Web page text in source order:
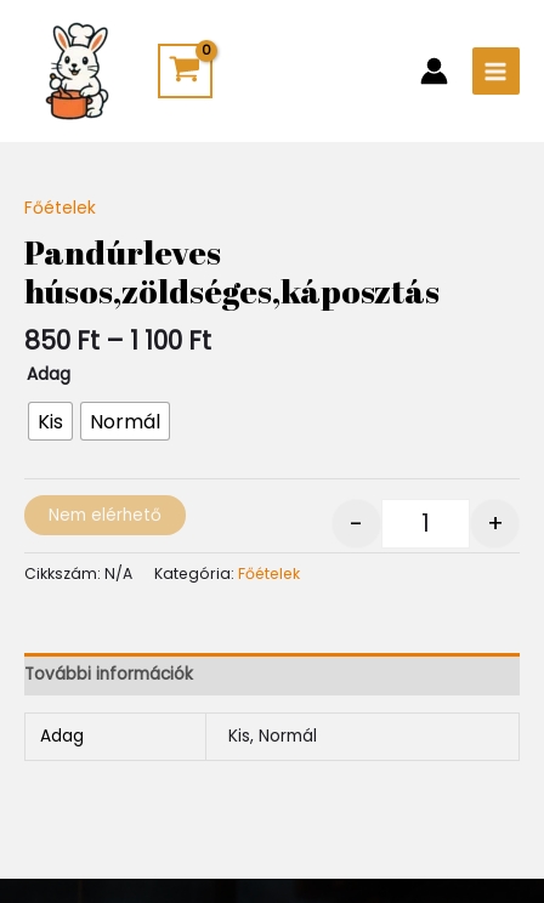
content
Főételek
Pandúrleves
húsos,zöldséges,káposztás
850 Ft – 1 100 Ft
-
1
100 Ft
Adag
Kis Normál
- +
Nem elérhető
Cikkszám: N/A Kategória: Főételek
További információk
Adag Kis, Normál